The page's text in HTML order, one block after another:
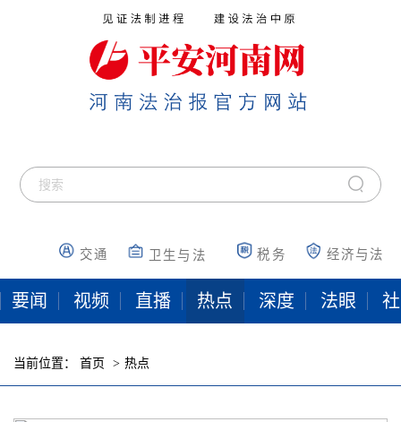
交通 卫生与法 税务 经济与法
要闻 视频 直播 热点 深度 法眼
当前位置： 首页 热点